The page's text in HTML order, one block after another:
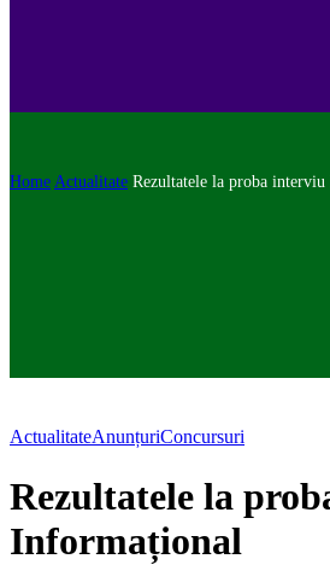
Home Actualitate Rezultatele la proba
ActualitateAnunțuriConcursuri
Rezultatele la
Informațional